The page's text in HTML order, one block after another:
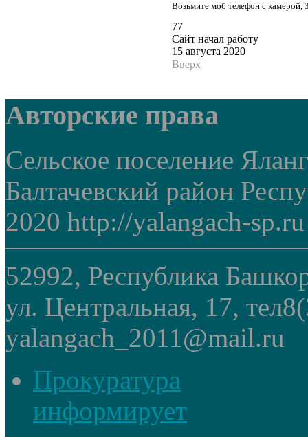
Возьмите моб телефон с камерой,
77
Сайт начал работу
15 августа 2020
Вверх
Авторские права
Сельское поселение
Балтачевский район
2020 http://yalangach-sp.ru
52992, Республика
ул. Центральная, 17,
yalangach_2011@mail.ru
Прокуратура
информирует